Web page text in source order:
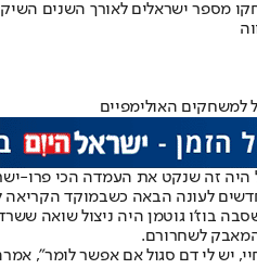
מספר ישראלים לאורך השנים
האולימפיים
היה זה שנקט את העמדה הכי
לעונה הבאה כשבמוקד הקריאה
ה-15, צעירה יהודייה שסבה בוז'ו
לשחרורם.
יש לי דם סגול אם אפשר לומר",